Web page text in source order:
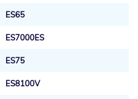
ES65
ES7000ES
ES75
ES8100V